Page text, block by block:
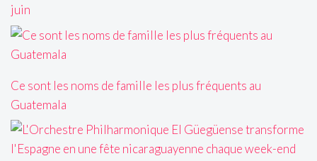
juin
Ce sont les noms de famille les plus fréquents au
Guatemala